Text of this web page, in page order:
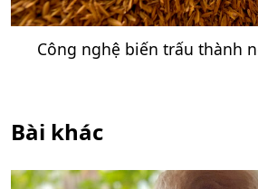
Công nghệ biến trấu thành
Bài khác